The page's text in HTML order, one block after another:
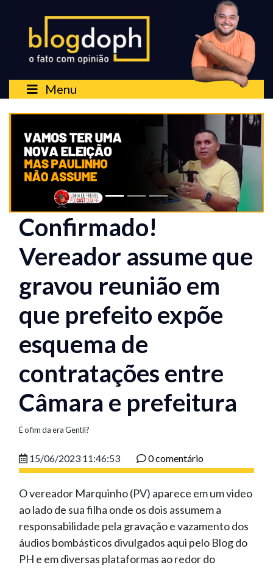
Menu
Confirmado!
Vereador assume que
gravou reunião em
que prefeito expõe
esquema de
contratações entre
Câmara e prefeitura
É o fim da era Gentil?
15/06/2023 11:46:53 0 comentário
O vereador Marquinho (PV) aparece em um video
ao lado de sua filha onde os dois assumem a
responsabilidade pela gravação e vazamento dos
áudios bombásticos divulgados aqui pelo Blog do
PH e em diversas plataformas ao redor do